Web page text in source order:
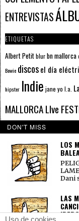
ENTREVISTAS
ETIQUETAS
Albert Petitblurbn mallorca
Bowie discosel día
hipster Indie jane yo l.a.
MALLORCA LIve
oasisPau FornerPlaylist
sputnik radio
prussiansthe wheelsu2
Uso de cookies
DON'T MISS
LOS
Dani
LAS